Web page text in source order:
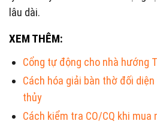
lâu dài.
XEM THÊM:
Cổng tự động cho nhà hướng
Cách hóa giải bàn thờ đối
thủy
Cách kiểm tra CO/CQ khi